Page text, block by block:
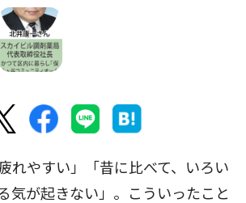
れやすい」「昔に比べて、いろい
気が起きない」。こういったこと